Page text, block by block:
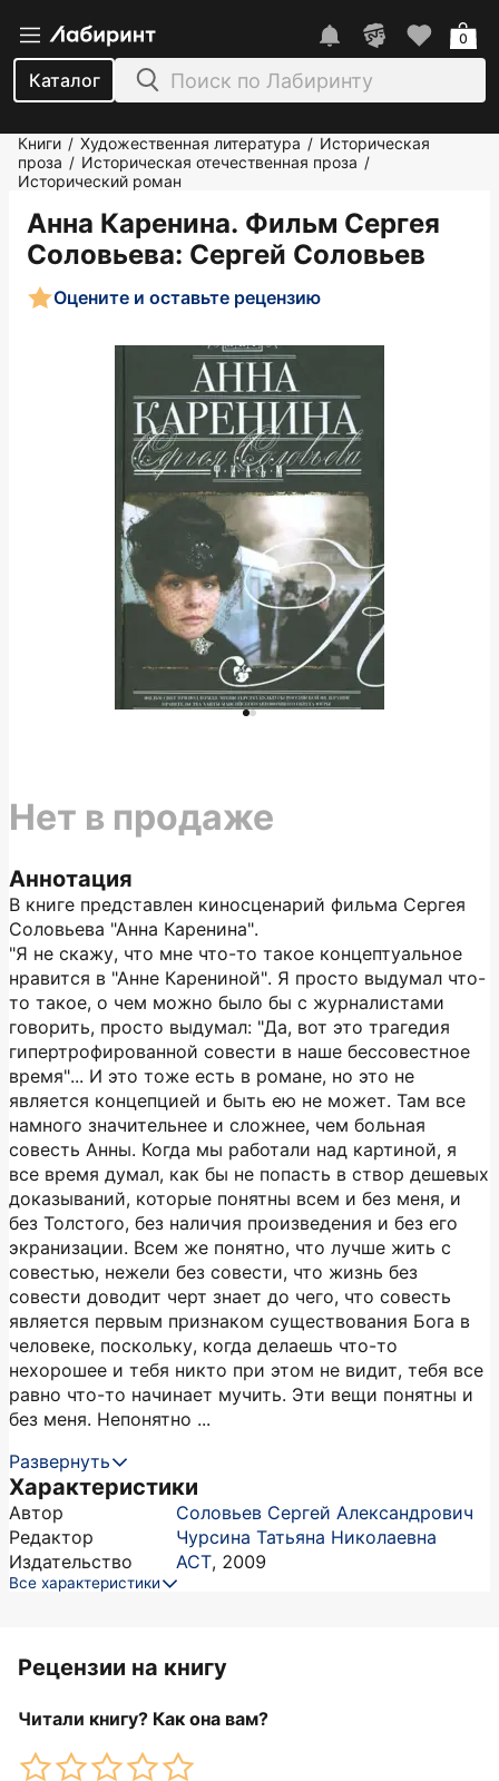
Каталог
0
Книги / Художественная литература / Историческая
проза / Историческая отечественная проза /
Исторический роман
Анна Каренина. Фильм Сергея
Соловьева: Сергей Соловьев
Оцените и оставьте рецензию
Аннотация
В книге представлен киносценарий фильма Сергея
Соловьева "Анна Каренина".
"Я не скажу, что мне что-то такое концептуальное
нравится в "Анне Карениной". Я просто выдумал что-
то такое, о чем можно было бы с журналистами
говорить, просто выдумал: "Да, вот это трагедия
гипертрофированной совести в наше бессовестное
время"... И это тоже есть в романе, но это не
является концепцией и быть ею не может. Там все
намного значительнее и сложнее, чем больная
совесть Анны. Когда мы работали над картиной, я
все время думал, как бы не попасть в створ дешевых
доказываний, которые понятны всем и без меня, и
без Толстого, без наличия произведения и без его
экранизации. Всем же понятно, что лучше жить с
совестью, нежели без совести, что жизнь без
совести доводит черт знает до чего, что совесть
является первым признаком существования Бога в
человеке, поскольку, когда делаешь что-то
нехорошее и тебя никто при этом не видит, тебя все
равно что-то начинает мучить. Эти вещи понятны и
без меня. Непонятно ...
Развернуть
Характеристики
Автор
Соловьев Сергей Александрович
Редактор
Чурсина Татьяна Николаевна
Издательство
АСТ, 2009
Все характеристики
Нет в продаже
Рецензии на книгу
Читали книгу? Как она вам?